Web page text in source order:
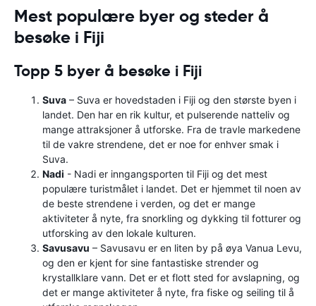
Mest populære byer og steder å
besøke i Fiji
Topp 5 byer å besøke i Fiji
Suva – Suva er hovedstaden i Fiji og den største byen i
landet. Den har en rik kultur, et pulserende natteliv og
mange attraksjoner å utforske. Fra de travle markedene
til de vakre strendene, det er noe for enhver smak i
Suva.
Nadi - Nadi er inngangsporten til Fiji og det mest
populære turistmålet i landet. Det er hjemmet til noen av
de beste strendene i verden, og det er mange
aktiviteter å nyte, fra snorkling og dykking til fotturer og
utforsking av den lokale kulturen.
Savusavu – Savusavu er en liten by på øya Vanua Levu,
og den er kjent for sine fantastiske strender og
krystallklare vann. Det er et flott sted for avslapning, og
det er mange aktiviteter å nyte, fra fiske og seiling til å